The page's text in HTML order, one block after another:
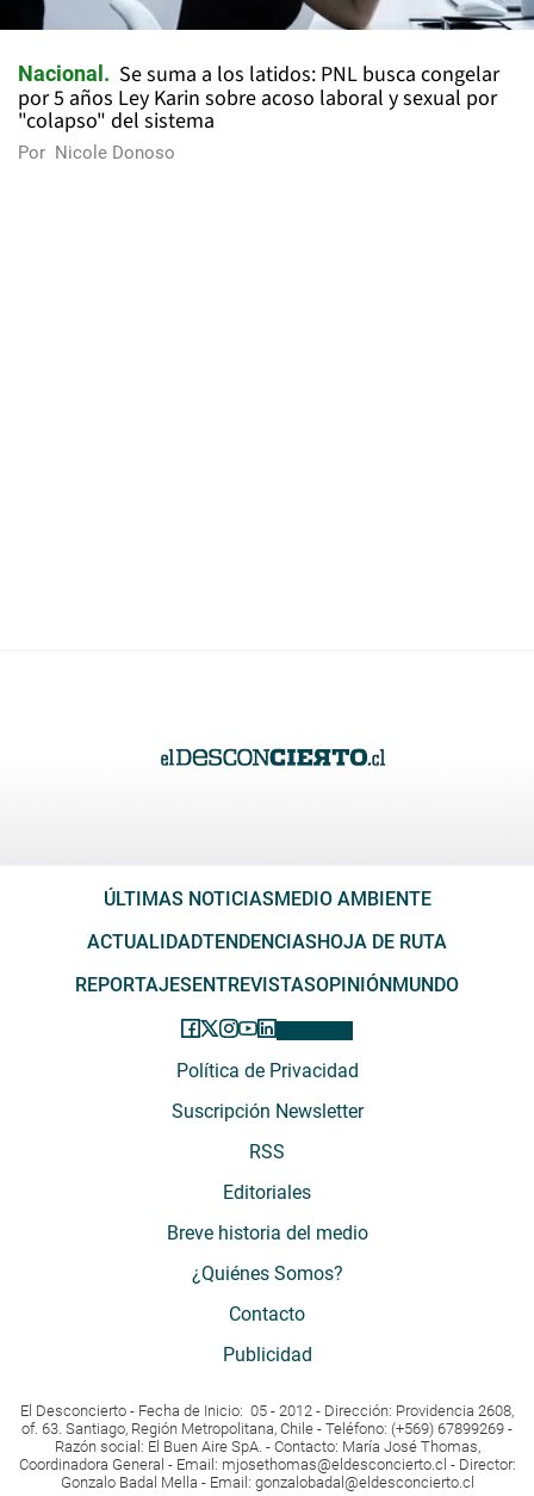
Nacional
Se suma a los latidos: PNL busca congelar
por 5 años Ley Karin sobre acoso laboral y sexual por
"colapso" del sistema
Por Nicole Donoso
ÚLTIMAS NOTICIAS MEDIO AMBIENTE
ACTUALIDADTENDENCIAS HOJA DE RUTA
REPORTAJES ENTREVISTASOPINIÓN MUNDO
Política de Privacidad
Suscripción Newsletter
RSS
Editoriales
Breve historia del medio
¿Quiénes Somos?
Contacto
Publicidad
El Desconcierto - Fecha de Inicio: 05 - 2012 - Dirección: Providencia 2608,
of. 63. Santiago, Región Metropolitana, Chile - Teléfono: (+569) 67899269 -
Razón social: El Buen Aire SpA. - Contacto: María José Thomas,
Coordinadora General - Email: mjosethomas@eldesconcierto.cl - Director:
Gonzalo Badal Mella - Email: gonzalobadal@eldesconcierto.cl